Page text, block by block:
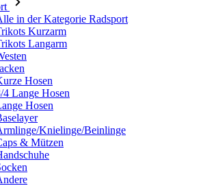
in der Kategorie Radsport
Kurzarm
Langarm
Hosen
4 Lange Hosen
Hosen
Knielinge/Beinlinge
& Mützen